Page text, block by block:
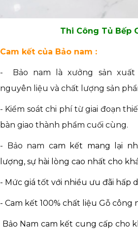
Thi Công Tủ Bếp
Cam kết của Bảo nam :
- Bảo nam là xưởng sản xuất
nguyên liệu và chất lượng sản
- Kiểm soát chi phí từ giai đoạn
bàn giao thành phẩm cuối cùng.
- Bảo nam cam kết mang lại
lượng, sự hài lòng cao nhất cho
- Mức giá tốt với nhiều ưu đãi hấp
- Cam kết 100% chất liệu Gỗ công
Bảo Nam cam kết cung cấp cho